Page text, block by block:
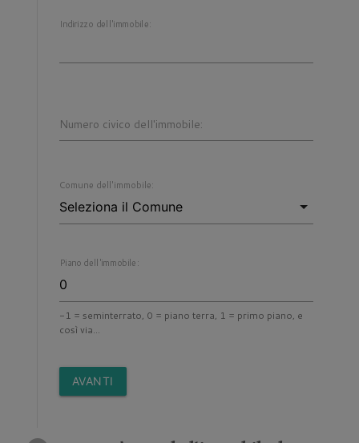
Indirizzo dell'immobile:
Numero civico dell'immobile:
Comune dell'immobile:
Piano dell'immobile:
-1 = seminterrato, 0 = piano terra, 1 = primo piano, e
così via...
AVANTI